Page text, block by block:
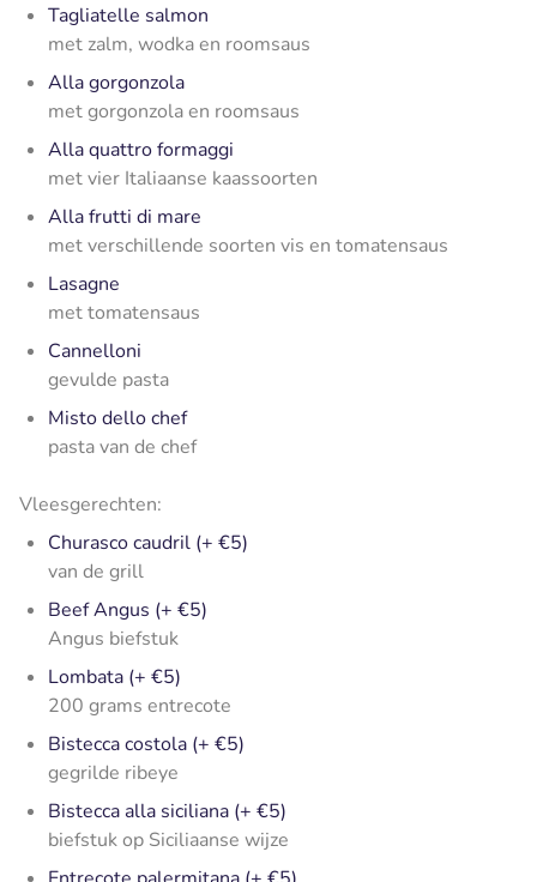
Tagliatelle salmon
met zalm, wodka en roomsaus
Alla gorgonzola
met gorgonzola en roomsaus
Alla quattro formaggi
met vier Italiaanse kaassoorten
Alla frutti di mare
met verschillende soorten vis en tomatensaus
Lasagne
met tomatensaus
Cannelloni
gevulde pasta
Misto dello chef
pasta van de chef
Vleesgerechten:
Churasco caudril (+ €5)
van de grill
Beef Angus (+ €5)
Angus biefstuk
Lombata (+ €5)
200 grams entrecote
Bistecca costola (+ €5)
gegrilde ribeye
Bistecca alla siciliana (+ €5)
biefstuk op Siciliaanse wijze